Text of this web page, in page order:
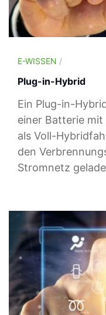
E-WISSEN /
Plug-in-Hybrid
Ein Plug-in-
einer Batterie
als Voll-
den
Stromnetz